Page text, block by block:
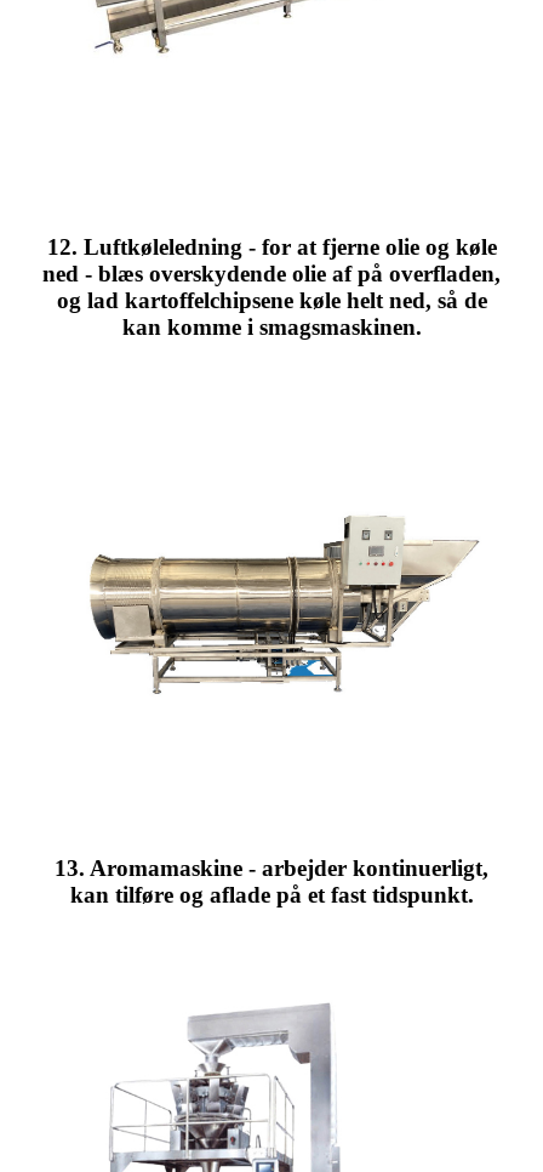
12. Luftkøleledning - for at fjerne olie og køle
ned - blæs overskydende olie af på overfladen,
og lad kartoffelchipsene køle helt ned, så de
kan komme i smagsmaskinen.
13. Aromamaskine - arbejder kontinuerligt,
kan tilføre og aflade på et fast tidspunkt.